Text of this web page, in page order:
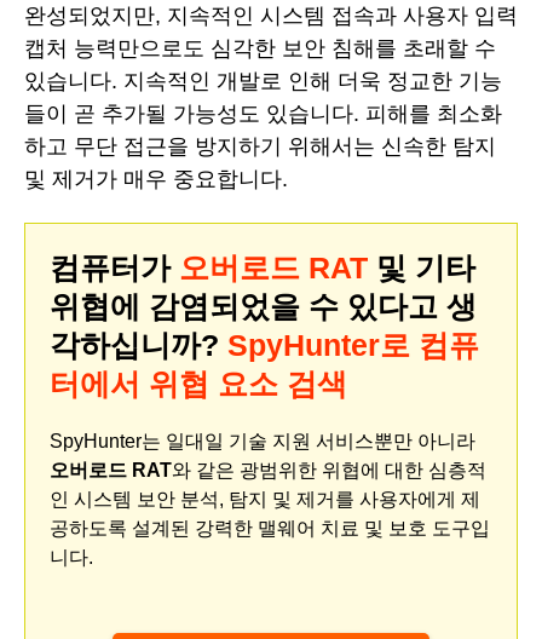
완성되었지만, 지속적인 시스템 접속과 사용자 입력
캡처 능력만으로도 심각한 보안 침해를 초래할 수
있습니다. 지속적인 개발로 인해 더욱 정교한 기능
들이 곧 추가될 가능성도 있습니다. 피해를 최소화
하고 무단 접근을 방지하기 위해서는 신속한 탐지
및 제거가 매우 중요합니다.
컴퓨터가 오버로드 RAT 및 기타
위협에 감염되었을 수 있다고 생
각하십니까? SpyHunter로 컴퓨
터에서 위협 요소 검색
SpyHunter는 일대일 기술 지원 서비스뿐만 아니라
오버로드 RAT와 같은 광범위한 위협에 대한 심층적
인 시스템 보안 분석, 탐지 및 제거를 사용자에게 제
공하도록 설계된 강력한 맬웨어 치료 및 보호 도구입
니다.